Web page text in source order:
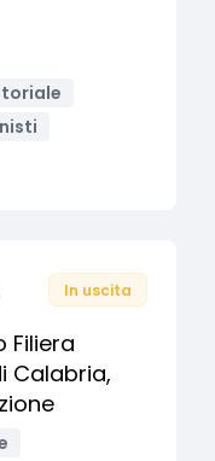
In uscita
Filiera
Calabria,